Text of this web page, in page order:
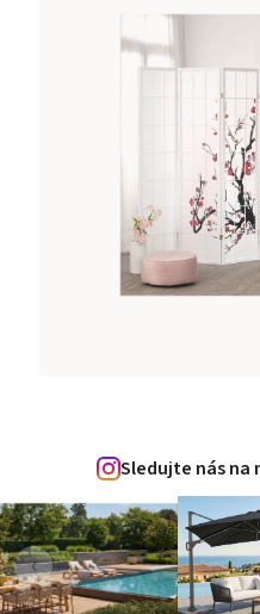
Sledujte nás na
‹